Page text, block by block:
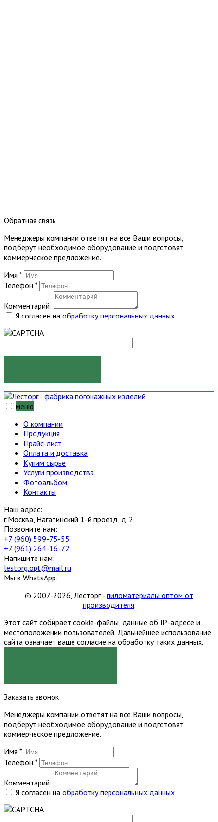
Обратная связь
Менеджеры компании ответят на все Ваши вопросы,
подберут необходимое оборудование и подготовят
коммерческое предложение.
Имя *
Телефон *
Комментарий:
Я согласен на обработку персональных данных
меню
О компании
Продукция
Прайс-лист
Оплата и доставка
Купим сырье
Услуги производства
Фотоальбом
Контакты
Наш адрес:
г.Москва, Нагатинский 1-й проезд, д. 2
Позвоните нам:
+7 (960) 599-75-55
+7 (961) 264-16-72
Напишите нам:
lestorg.opt@mail.ru
Мы в WhatsApp:
© 2007-2026, Лесторг - пиломатериалы оптом от
производителя.
Этот сайт собирает cookie-файлы, данные об IP-адресе и
местоположении пользователей. Дальнейшее использование
сайта означает ваше согласие на обработку таких данных.
Заказать звонок
Менеджеры компании ответят на все Ваши вопросы,
подберут необходимое оборудование и подготовят
коммерческое предложение.
Имя *
Телефон *
Комментарий:
Я согласен на обработку персональных данных